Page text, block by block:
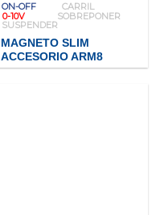
ON-OFF
CARRIL
0-10V
SOBREPONER
SUSPENDER
MAGNETO SLIM
ACCESORIO ARM8